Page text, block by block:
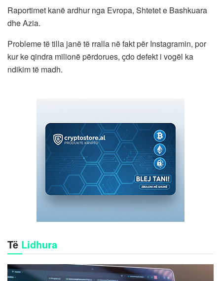
Raportimet kanë ardhur nga Evropa, Shtetet e Bashkuara
dhe Azia.
Probleme të tilla janë të rralla në fakt për Instagramin, por
kur ke qindra milionë përdorues, çdo defekt i vogël ka
ndikim të madh.
Të Lidhura